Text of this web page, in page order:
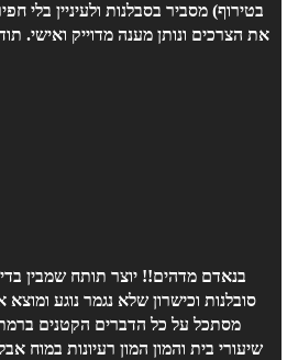
בטירוף) מסביר בסבלנות ולעיניין בלי
את
בנאדם מדהים!! יוצר תותח שמבין
סובלנות וכישרון שלא נגמר נוגע
מסתכל על כל הדברים הקטנים
שיעורי בית והמון המון רעיונות במוח